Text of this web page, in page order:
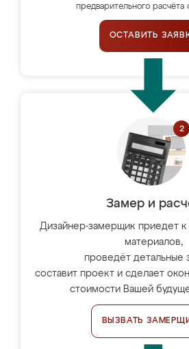
предварительного расчёта
ОСТАВИТЬ
Замер и
Дизайнер-замерщик приедет к
материалов,
проведёт детальные
составит проект и сделает
стоимости Вашей
ВЫЗВАТЬ